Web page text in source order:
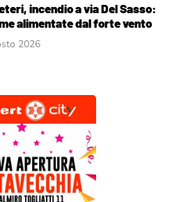
incendio a via Del Sasso:
alimentate dal forte vento
2026